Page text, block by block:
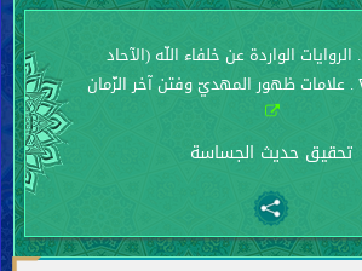
١ . الروايات الواردة عن خلفاء اللّه (الآحاد
تحقيق حديث الجساسة